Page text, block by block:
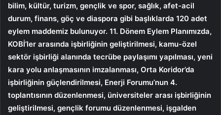
bilim, kültür, turizm, gençlik ve spor, sağlık, afet-acil
durum, finans, göç ve diaspora gibi başlıklarda 120 adet
eylem maddemiz bulunuyor. 11. Dönem Eylem Planımızda,
KOBİ’ler arasında işbirliğinin geliştirilmesi, kamu-özel
sektör işbirliği alanında tecrübe paylaşımı yapılması, yeni
kara yolu anlaşmasının imzalanması, Orta Koridor’da
işbirliğinin güçlendirilmesi, Enerji Forumu’nun 4.
toplantısının düzenlenmesi, üniversiteler arası işbirliğinin
geliştirilmesi, gençlik forumu düzenlenmesi, işgalden